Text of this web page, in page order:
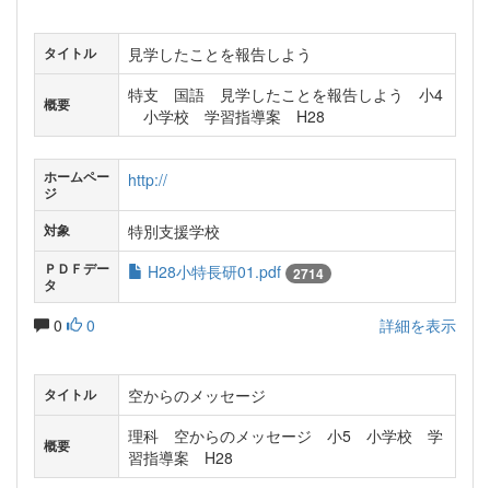
タイトル 見学したことを報告しよう
概要
特支 国語 見学したことを報告しよう 小4
小学校 学習指導案 H28
ホームペー
ジ
http://
対象 特別支援学校
ＰＤＦデー
タ
H28小特長研01.pdf 2714
0 0 詳細を表示
タイトル 空からのメッセージ
概要
理科 空からのメッセージ 小5 小学校 学
習指導案 H28